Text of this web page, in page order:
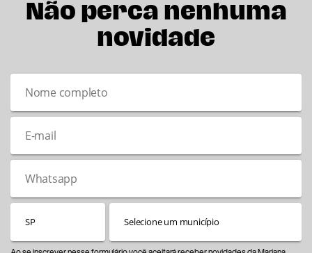
Não perca nenhuma
novidade